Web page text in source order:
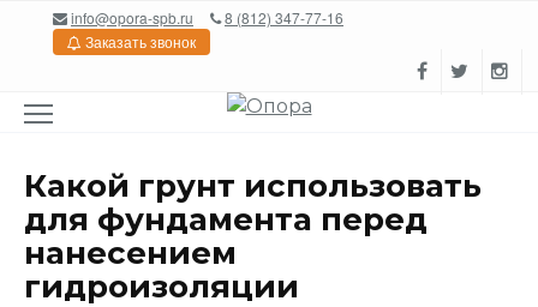
Перейтиinfo@opora-spb.ru
8 (812) 347-77-16
Заказать звонок
Какой грунт использовать
для фундамента перед
нанесением
гидроизоляции